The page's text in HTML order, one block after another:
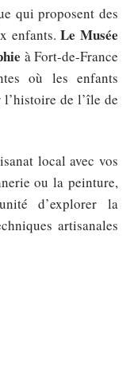
qui proposent des
enfants.Le Musée
à Fort-de-France
où les enfants
de l’île de
local avec vos
ou la peinture,
d’explorer la
artisanales